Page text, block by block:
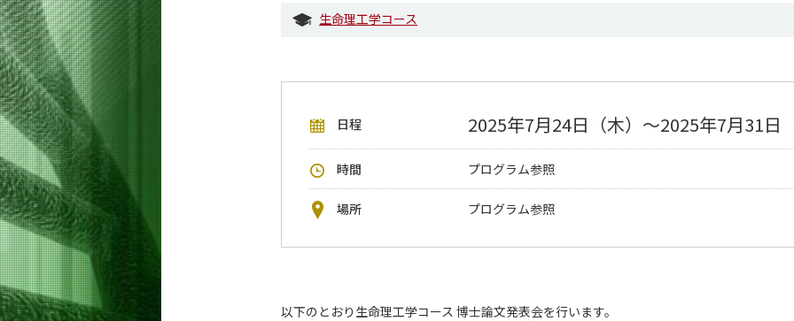
生命理工学コース
日程 2025年7月24日（木）～2025年7月31日
時間 プログラム参照
場所 プログラム参照
以下のとおり生命理工学コース 博士論文発表会を行います。